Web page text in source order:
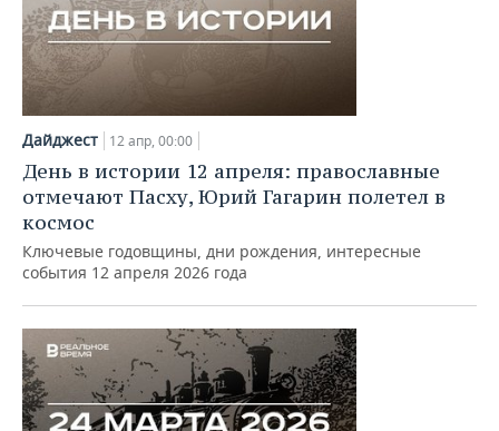
Дайджест 12 апр, 00:00
День в истории 12 апреля: православные
отмечают Пасху, Юрий Гагарин полетел в
космос
Ключевые годовщины, дни рождения, интересные
события 12 апреля 2026 года